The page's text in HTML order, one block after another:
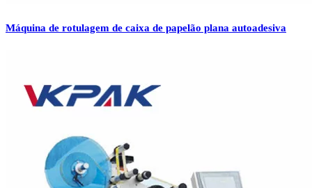
Máquina de rotulagem de caixa de papelão plana autoadesiva